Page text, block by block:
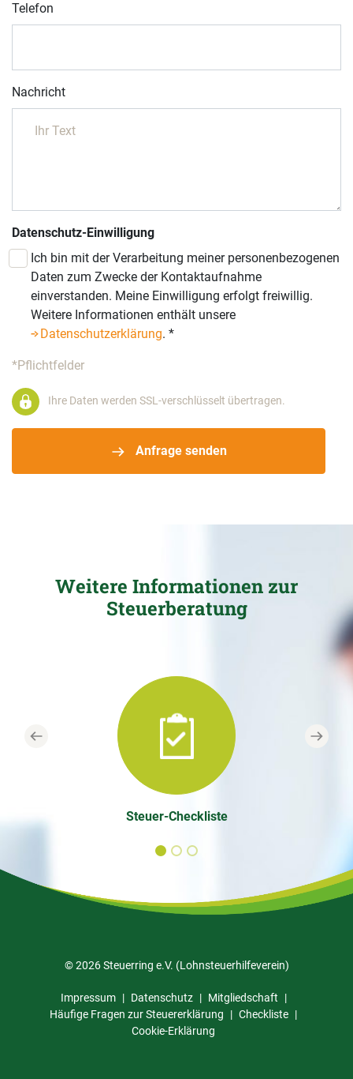
Telefon
Nachricht
Datenschutz-Einwilligung
Ich bin mit der Verarbeitung meiner personenbezogenen
Daten zum Zwecke der Kontaktaufnahme
einverstanden. Meine Einwilligung erfolgt freiwillig.
Weitere Informationen enthält unsere
Datenschutzerklärung. *
*Pflichtfelder
Anfrage senden
Ihre Daten werden SSL-verschlüsselt übertragen.
Weitere Informationen zur
Steuerberatung
Steuer-Checkliste
Previous Next
© 2026 Steuerring e.V. (Lohnsteuerhilfeverein)
Impressum Datenschutz
Mitgliedschaft
Häufige Fragen zur Steuererklärung
Checkliste
Cookie-Erklärung